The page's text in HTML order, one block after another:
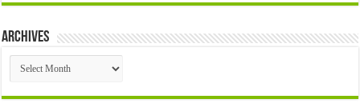
Archives
Archives